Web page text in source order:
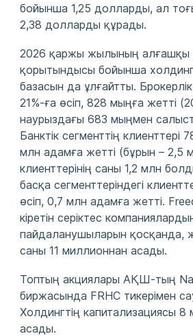
бойынша 1,25 долларды, ал
2,38 долларды құрады.
2026 қаржы жылының алғашқы
қорытындысы бойынша холдинг
базасын да ұлғайтты.
21%‑ға өсіп, 828 мыңға жетті
наурыздағы 683 мыңмен
Банктік сегменттің клиенттері
млн адамға жетті (бұрын – 2,5
клиенттерінің саны 1,2 млн
басқа сегменттеріндегі
өсіп, 0,7 млн адамға жетті.
кіретін серіктес
пайдаланушыларын қосқанда,
саны 11 миллионнан асады.
Топтың акциялары АҚШ‑тың
биржасында FRHC тикерімен
Холдингтің капитализациясы
асады.